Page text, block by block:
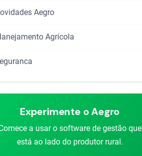
Aegro
Agrícola
Experimente o Aegro
a usar o software de gestão que
está ao lado do produtor rural.